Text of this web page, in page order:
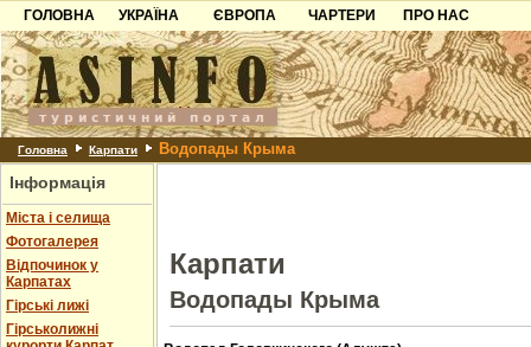
ГОЛОВНА
УКРАЇНА
Карпати
Азов
Причорноморря
Шацьк
ЄВРОПА
Чорногорія
Хорватія
Болгарія
Албанія
ЧАРТЕРИ
ПРО НАС
Контакти
Партнерам
Додати готель
Головна Карпати Водопады Крыма
Інформація
Міста і селища
Фотогалерея
Відпочинок у
Карпатах
Гірські лижі
Гірськолижні
Карпати
Водопады Крыма